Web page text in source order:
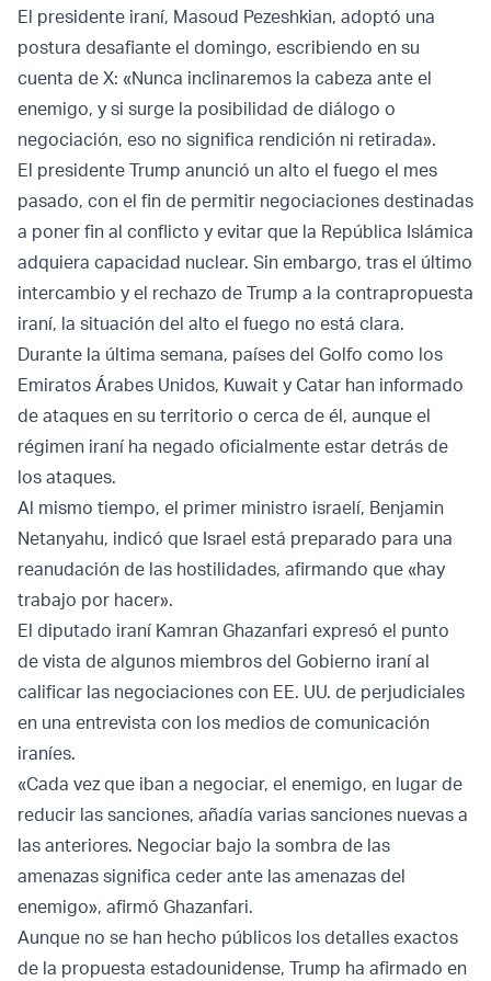
El presidente iraní, Masoud Pezeshkian, adoptó una
postura desafiante el domingo, escribiendo en su
cuenta de X: «Nunca inclinaremos la cabeza ante el
enemigo, y si surge la posibilidad de diálogo o
negociación, eso no significa rendición ni retirada».
El presidente Trump anunció un alto el fuego el mes
pasado, con el fin de permitir negociaciones destinadas
a poner fin al conflicto y evitar que la República Islámica
adquiera capacidad nuclear. Sin embargo, tras el último
intercambio y el rechazo de Trump a la contrapropuesta
iraní, la situación del alto el fuego no está clara.
Durante la última semana, países del Golfo como los
Emiratos Árabes Unidos, Kuwait y Catar han informado
de ataques en su territorio o cerca de él, aunque el
régimen iraní ha negado oficialmente estar detrás de
los ataques.
Al mismo tiempo, el primer ministro israelí, Benjamin
Netanyahu, indicó que Israel está preparado para una
reanudación de las hostilidades, afirmando que «hay
trabajo por hacer».
El diputado iraní Kamran Ghazanfari expresó el punto
de vista de algunos miembros del Gobierno iraní al
calificar las negociaciones con EE. UU. de perjudiciales
en una entrevista con los medios de comunicación
iraníes.
«Cada vez que iban a negociar, el enemigo, en lugar de
reducir las sanciones, añadía varias sanciones nuevas a
las anteriores. Negociar bajo la sombra de las
amenazas significa ceder ante las amenazas del
enemigo», afirmó Ghazanfari.
Aunque no se han hecho públicos los detalles exactos
de la propuesta estadounidense, Trump ha afirmado en